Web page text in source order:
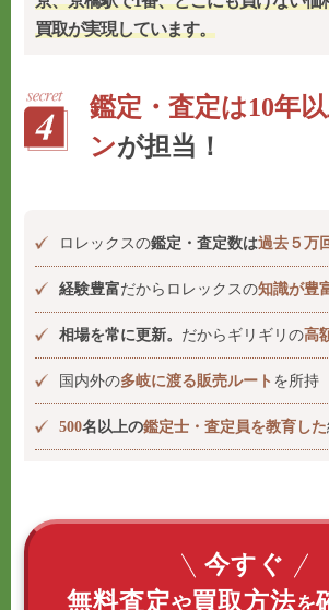
買取が実現しています。
鑑定・査定は10年
ンが担当！
ロレックスの鑑定・査定数は過去５万
経験豊富だからロレックスの知識が豊
相場を常に更新。 だからギリギリの高
国内外の多岐に渡る販売ルート を所持
500名以上の鑑定士・査定員を教育した
今すぐ
無料査定や買取方法を